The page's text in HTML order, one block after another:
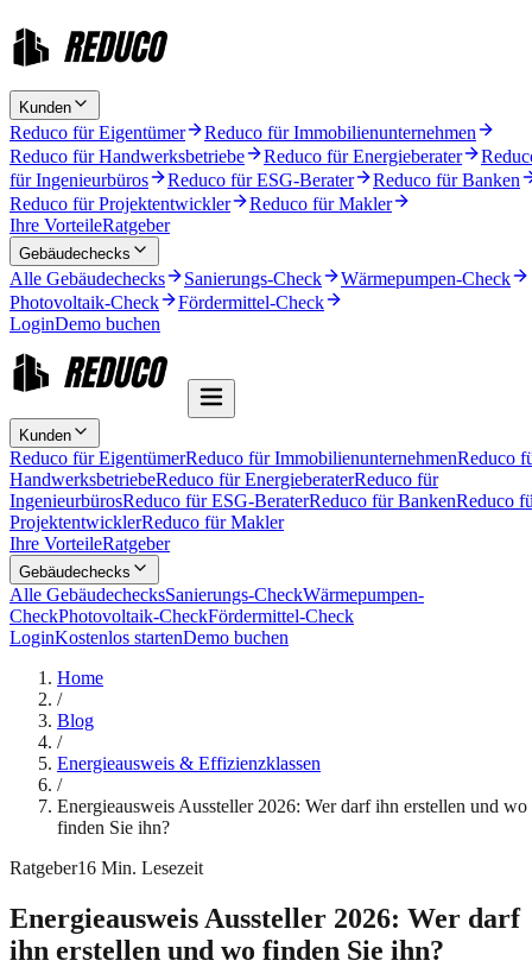
Kunden
Reduco für Eigentümer
Reduco für Immobilienunternehmen
Reduco für Handwerksbetriebe
Reduco für Energieberater
für Ingenieurbüros
Reduco für ESG-Berater
Reduco für Banken
Reduco für Projektentwickler
Reduco für Makler
Ihre VorteileRatgeber
Gebäudechecks
Alle Gebäudechecks Sanierungs-Check
Wärmepumpen-Check
Photovoltaik-Check
Fördermittel-Check
LoginDemo buchen
Kunden
Reduco für EigentümerReduco für ImmobilienunternehmenReduco
HandwerksbetriebeReduco für EnergieberaterReduco für
IngenieurbürosReduco für ESG-BeraterReduco für BankenReduco
ProjektentwicklerReduco für Makler
Ihre VorteileRatgeber
Gebäudechecks
Alle GebäudechecksSanierungs-CheckWärmepumpen-
CheckPhotovoltaik-CheckFördermittel-Check
LoginKostenlos startenDemo buchen
Home
/
Blog
/
Energieausweis & Effizienzklassen
/
Energieausweis Aussteller 2026: Wer darf ihn erstellen und wo
finden Sie ihn?
Ratgeber16 Min. Lesezeit
Energieausweis Aussteller 2026: Wer darf
ihn erstellen und wo finden Sie ihn?